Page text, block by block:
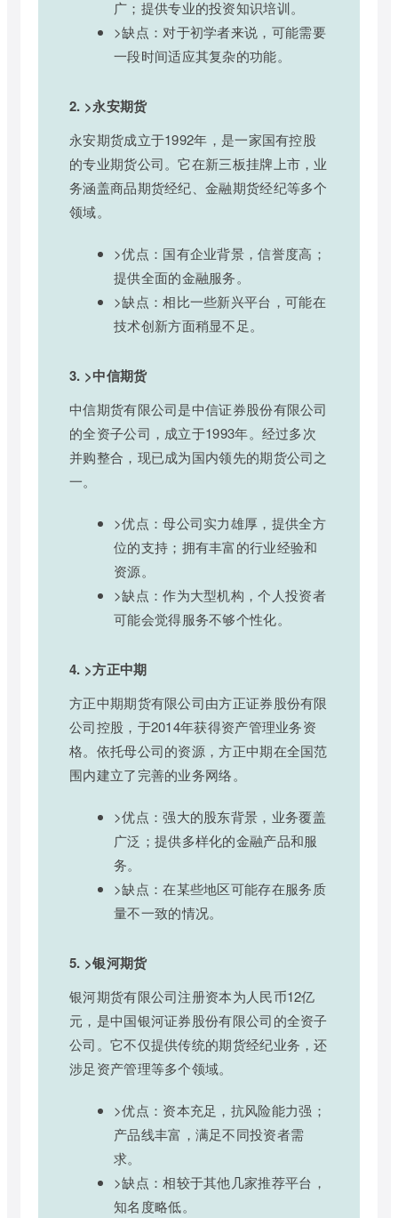
广；提供专业的投资知识培训。
>缺点：对于初学者来说，可能需要
一段时间适应其复杂的功能。
2. >永安期货
永安期货成立于1992年，是一家国有控股
的专业期货公司。它在新三板挂牌上市，业
务涵盖商品期货经纪、金融期货经纪等多个
领域。
>优点：国有企业背景，信誉度高；
提供全面的金融服务。
>缺点：相比一些新兴平台，可能在
技术创新方面稍显不足。
3. >中信期货
中信期货有限公司是中信证券股份有限公司
的全资子公司，成立于1993年。经过多次
并购整合，现已成为国内领先的期货公司之
一。
>优点：母公司实力雄厚，提供全方
位的支持；拥有丰富的行业经验和
资源。
>缺点：作为大型机构，个人投资者
可能会觉得服务不够个性化。
4. >方正中期
方正中期期货有限公司由方正证券股份有限
公司控股，于2014年获得资产管理业务资
格。依托母公司的资源，方正中期在全国范
围内建立了完善的业务网络。
>优点：强大的股东背景，业务覆盖
广泛；提供多样化的金融产品和服
务。
>缺点：在某些地区可能存在服务质
量不一致的情况。
5. >银河期货
银河期货有限公司注册资本为人民币12亿
元，是中国银河证券股份有限公司的全资子
公司。它不仅提供传统的期货经纪业务，还
涉足资产管理等多个领域。
>优点：资本充足，抗风险能力强；
产品线丰富，满足不同投资者需
求。
>缺点：相较于其他几家推荐平台，
知名度略低。